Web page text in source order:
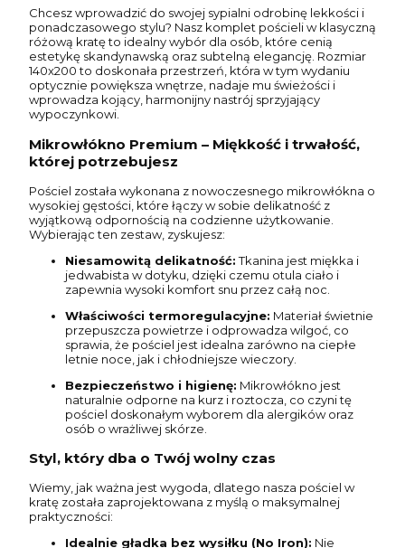
Chcesz wprowadzić do swojej sypialni odrobinę lekkości i
ponadczasowego stylu? Nasz komplet pościeli w klasyczną
różową kratę to idealny wybór dla osób, które cenią
estetykę skandynawską oraz subtelną elegancję. Rozmiar
140x200 to doskonała przestrzeń, która w tym wydaniu
optycznie powiększa wnętrze, nadaje mu świeżości i
wprowadza kojący, harmonijny nastrój sprzyjający
wypoczynkowi.
Mikrowłókno Premium – Miękkość i trwałość,
której potrzebujesz
Pościel została wykonana z nowoczesnego mikrowłókna o
wysokiej gęstości, które łączy w sobie delikatność z
wyjątkową odpornością na codzienne użytkowanie.
Wybierając ten zestaw, zyskujesz:
Niesamowitą delikatność:Tkanina jest miękka i
jedwabista w dotyku, dzięki czemu otula ciało i
zapewnia wysoki komfort snu przez całą noc.
Właściwości termoregulacyjne: Materiał świetnie
przepuszcza powietrze i odprowadza wilgoć, co
sprawia, że pościel jest idealna zarówno na ciepłe
letnie noce, jak i chłodniejsze wieczory.
Bezpieczeństwo i higienę: Mikrowłókno jest
naturalnie odporne na kurz i roztocza, co czyni tę
pościel doskonałym wyborem dla alergików oraz
osób o wrażliwej skórze.
Styl, który dba o Twój wolny czas
Wiemy, jak ważna jest wygoda, dlatego nasza pościel w
kratę została zaprojektowana z myślą o maksymalnej
praktyczności:
Idealnie gładka bez wysiłku (No Iron): Nie